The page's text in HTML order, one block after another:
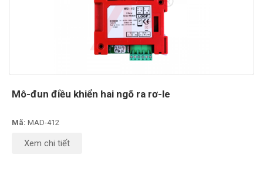
Mô-đun điều khiển hai ngõ ra rơ-le
Mã: MAD-412
Xem chi tiết